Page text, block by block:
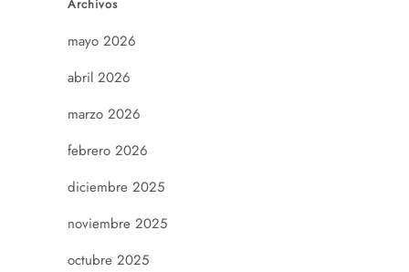
Archivos
mayo 2026
abril 2026
marzo 2026
febrero 2026
diciembre 2025
noviembre 2025
octubre 2025